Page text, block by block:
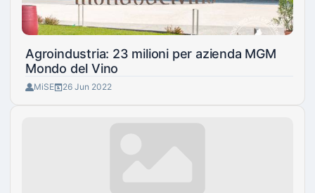
Agroindustria: 23 milioni per azienda MGM
Mondo del Vino
MiSE 26 Jun 2022